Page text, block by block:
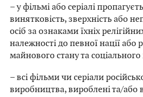
– у фільмі або серіалі
винятковість, зверхність або
осіб за ознаками їхніх
належності до певної нації або
майнового стану та
– всі фільми чи серіали
виробництва, вироблені та/або